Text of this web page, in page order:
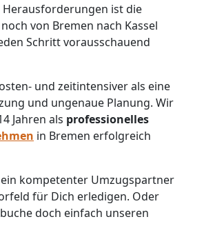
ist die
von Bremen nach Kassel
Schritt vorausschauend
und zeitintensiver als eine
und ungenaue Planung. Wir
Jahren als professionelles
in Bremen erfolgreich
kompetenter Umzugspartner
für Dich erledigen. Oder
doch einfach unseren